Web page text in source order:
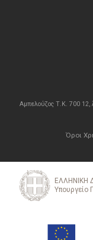
Αμπελούζος Τ.Κ. 700 12,
Όροι